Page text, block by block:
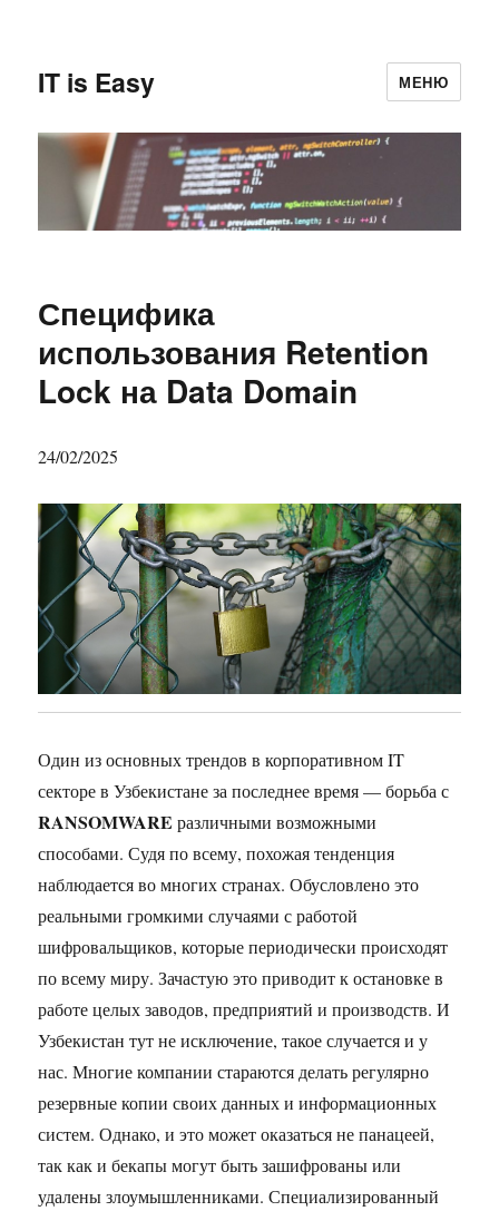
IT is Easy МЕНЮ
Специфика
использования Retention
Lock на Data Domain
24/02/2025
Один из основных трендов в корпоративном IT
секторе в Узбекистане за последнее время — борьба с
RANSOMWARE различными возможными
способами. Судя по всему, похожая тенденция
наблюдается во многих странах. Обусловлено это
реальными громкими случаями с работой
шифровальщиков, которые периодически происходят
по всему миру. Зачастую это приводит к остановке в
работе целых заводов, предприятий и производств. И
Узбекистан тут не исключение, такое случается и у
нас. Многие компании стараются делать регулярно
резервные копии своих данных и информационных
систем. Однако, и это может оказаться не панацеей,
так как и бекапы могут быть зашифрованы или
удалены злоумышленниками. Специализированный